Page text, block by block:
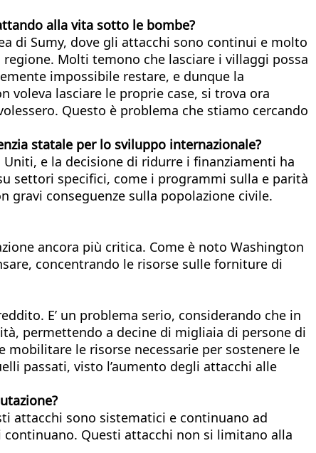
alla vita sotto le bombe?
di Sumy, dove gli attacchi sono continui e molto
Molti temono che lasciare i villaggi possa
impossibile restare, e dunque la
voleva lasciare le proprie case, si trova ora
Questo è problema che stiamo cercando
statale per lo sviluppo internazionale?
e la decisione di ridurre i finanziamenti ha
settori specifici, come i programmi sulla e parità
conseguenze sulla popolazione civile.
ancora più critica. Come è noto Washington
concentrando le risorse sulle forniture di
E’ un problema serio, considerando che in
permettendo a decine di migliaia di persone di
mobilitare le risorse necessarie per sostenere le
passati, visto l’aumento degli attacchi alle
attacchi sono sistematici e continuano ad
Questi attacchi non si limitano alla